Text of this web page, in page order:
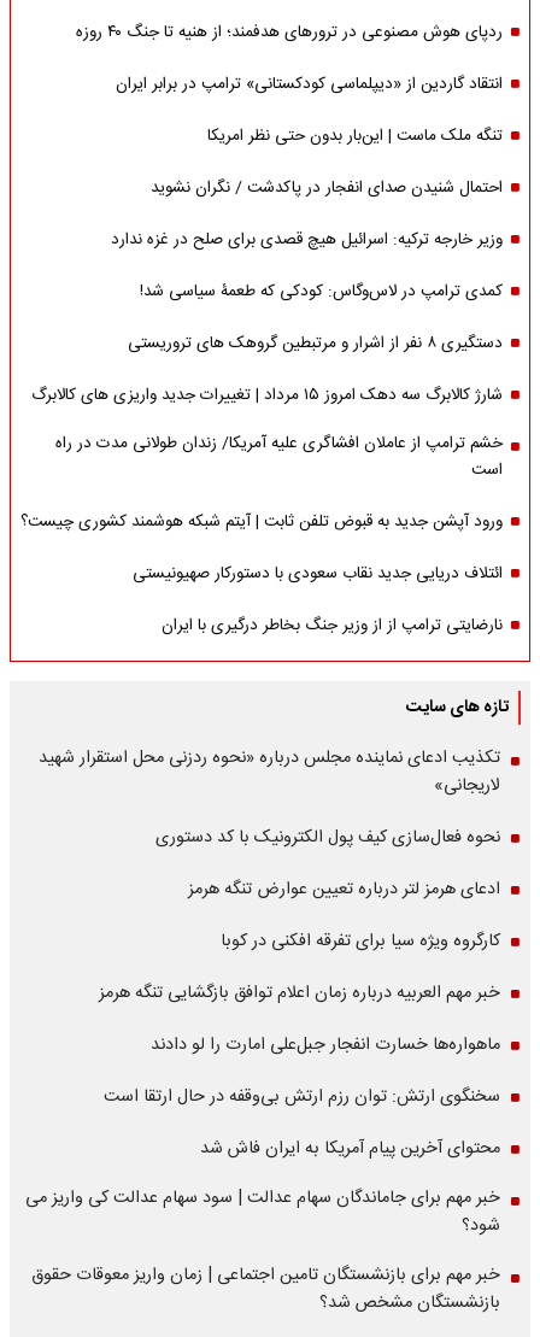
ردپای هوش مصنوعی در ترورهای هدفمند؛ از هنیه تا جنگ ۴۰ روزه
انتقاد گاردین از «دیپلماسی کودکستانی» ترامپ در برابر ایران
تنگه ملک ماست | این‌بار بدون حتی نظر امریکا
احتمال شنیدن صدای انفجار در پاکدشت / نگران نشوید
وزیر خارجه ترکیه: اسرائیل هیچ قصدی برای صلح در غزه ندارد
کمدی ترامپ در لاس‌وگاس: کودکی که طعمۀ سیاسی شد!
دستگیری ۸ نفر از اشرار و مرتبطین گروهک های تروریستی
شارژ کالابرگ سه دهک امروز ۱۵ مرداد | تغییرات جدید واریزی های کالابرگ
خشم ترامپ از عاملان افشاگری‌ علیه آمریکا/ زندان طولانی مدت در راه
است
ورود آپشن جدید به قبوض تلفن ثابت | آیتم شبکه هوشمند کشوری چیست؟
ائتلاف دریایی جدید نقاب سعودی با دستورکار صهیونیستی
نارضایتی ترامپ از از وزیر جنگ بخاطر درگیری با ایران
تازه های سایت
تکذیب ادعای نماینده مجلس درباره «نحوه ردزنی محل استقرار شهید
لاریجانی»
نحوه فعال‌سازی کیف پول الکترونیک با کد دستوری
ادعای هرمز لتر درباره تعیین عوارض تنگه هرمز
کارگروه ویژه سیا برای تفرقه افکنی در کوبا
خبر مهم العربیه درباره زمان اعلام توافق بازگشایی تنگه هرمز
ماهواره‌‌ها خسارت انفجار جبل‌علی امارت را لو دادند
سخنگوی ارتش: توان رزم ارتش بی‌وقفه در حال ارتقا است
محتوای آخرین پیام آمریکا به ایران فاش شد
خبر مهم برای جاماندگان سهام عدالت | سود سهام عدالت کی واریز می
شود؟
خبر مهم برای بازنشستگان تامین اجتماعی | زمان واریز معوقات حقوق
بازنشستگان مشخص شد؟